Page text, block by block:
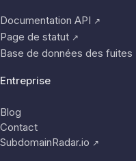
Documentation API ↗
Page de statut ↗
Base de données des fuites
Entreprise
Blog
Contact
SubdomainRadar.io ↗